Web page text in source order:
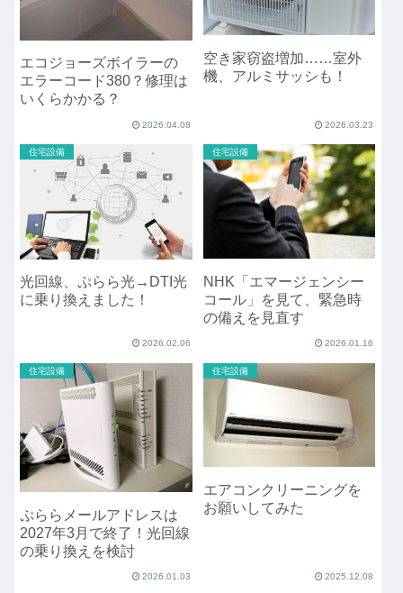
エコジョーズボイラーの
エラーコード380？修理は
いくらかかる？
2026.04.08
空き家窃盗増加……室外
機、アルミサッシも！
2026.03.23
住宅設備
光回線、ぷらら光→DTI光
に乗り換えました！
2026.02.06
住宅設備
NHK「エマージェンシー
コール」を見て、緊急時
の備えを見直す
2026.01.16
住宅設備
ぷららメールアドレスは
2027年3月で終了！光回線
の乗り換えを検討
2026.01.03
住宅設備
エアコンクリーニングを
お願いしてみた
2025.12.08